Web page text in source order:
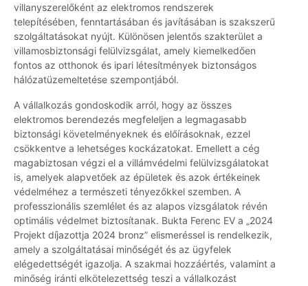
villanyszerelőként az elektromos rendszerek
telepítésében, fenntartásában és javításában is szakszerű
szolgáltatásokat nyújt. Különösen jelentős szakterület a
villamosbiztonsági felülvizsgálat, amely kiemelkedően
fontos az otthonok és ipari létesítmények biztonságos
hálózatüzemeltetése szempontjából.
A vállalkozás gondoskodik arról, hogy az összes
elektromos berendezés megfeleljen a legmagasabb
biztonsági követelményeknek és előírásoknak, ezzel
csökkentve a lehetséges kockázatokat. Emellett a cég
magabiztosan végzi el a villámvédelmi felülvizsgálatokat
is, amelyek alapvetőek az épületek és azok értékeinek
védelméhez a természeti tényezőkkel szemben. A
professzionális szemlélet és az alapos vizsgálatok révén
optimális védelmet biztosítanak. Bukta Ferenc EV a „2024
Projekt díjazottja 2024 bronz” elismeréssel is rendelkezik,
amely a szolgáltatásai minőségét és az ügyfelek
elégedettségét igazolja. A szakmai hozzáértés, valamint a
minőség iránti elkötelezettség teszi a vállalkozást